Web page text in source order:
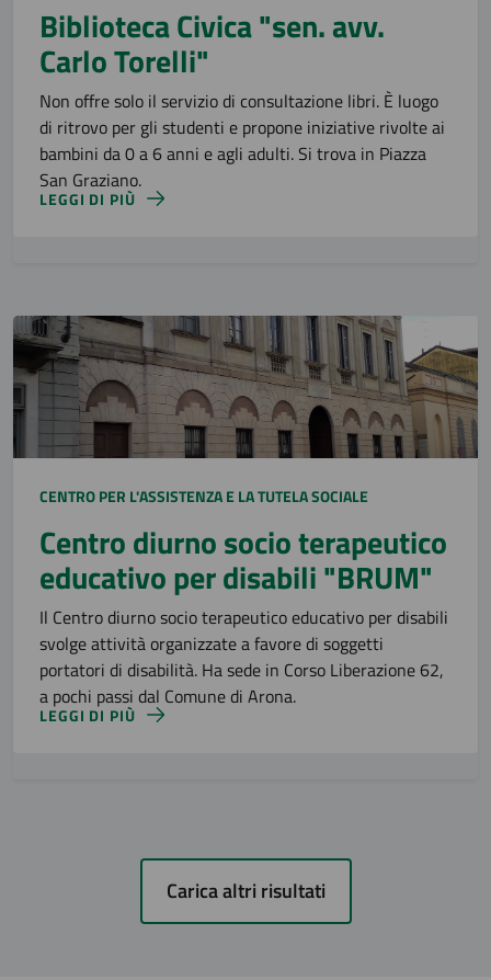
Biblioteca Civica "sen. avv.
Carlo Torelli"
Non offre solo il servizio di consultazione libri. È luogo
di ritrovo per gli studenti e propone iniziative rivolte ai
bambini da 0 a 6 anni e agli adulti. Si trova in Piazza
San Graziano.
LEGGI DI PIÙ
CENTRO PER L'ASSISTENZA E LA TUTELA SOCIALE
Centro diurno socio terapeutico
educativo per disabili "BRUM"
Il Centro diurno socio terapeutico educativo per disabili
svolge attività organizzate a favore di soggetti
portatori di disabilità. Ha sede in Corso Liberazione 62,
a pochi passi dal Comune di Arona.
LEGGI DI PIÙ
Carica altri risultati